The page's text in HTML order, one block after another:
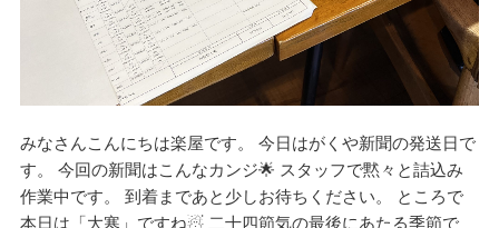
みなさんこんにちは楽屋です。 今日はがくや新聞の発送日で
す。 今回の新聞はこんなカンジ🌟 スタッフで黙々と詰込み
作業中です。 到着まであと少しお待ちください。 ところで
本日は「大寒」ですね☃ 二十四節気の最後にあたる季節で